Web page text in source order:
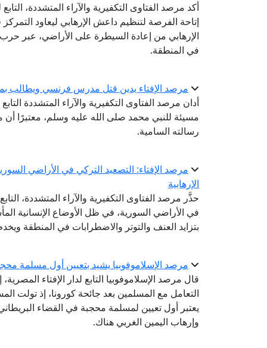
أكد مرصد الفتاوى التكفيرية والآراء المتشددة،
إتاحة الفرصة لتنظيم داعش الإرهابي ليعاود
الإرهابي من إعادة السيطرة على الأراضي، عبر حرب
في المنطقة.
مرصد الإفتاء يدين قتل مدرس فرنسي ويطالب
أدان مرصد الفتاوى التكفيرية والآراء المتشددة
مسيئة للنبي محمد صلى الله عليه وسلم، معتبرًا
رسالته السامية.
مرصد الإفتاء: التصعيد التركي في الأراضي
الإرهابية
حذَّر مرصد الفتاوى التكفيرية والآراء المتشددة،
في الأراضي السورية، في ظل الأوضاع الإنسانية
بتزايد العنف والتوتر والاضطرابات في المنطقة
مرصد الإسلاموفوبيا يشيد بتعيين أول مسلمة
قال مرصد الإسلاموفوبيا التابع لدار الإفتاء
التعامل مع المسلمين بعد جائحة كورونا، إذ تولت
يعتبر أول تعيين لمسلمة محجبة في القضاء
وإرهاب اليمين الغربي هناك.